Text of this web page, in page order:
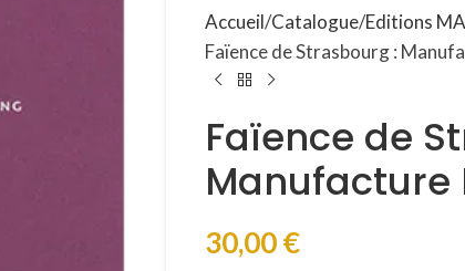
Accueil Catalogue Editions
Faïence de Strasbourg :
Faïence de
Manufacture
30,00€